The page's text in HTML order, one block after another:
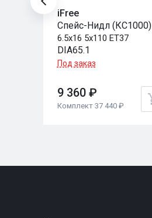
iFree
Спейс-Нидл (КС1000)
6.5x16 5x110 ET37
DIA65.1
Под заказ
9 360 ₽
Комплект 37 440 ₽